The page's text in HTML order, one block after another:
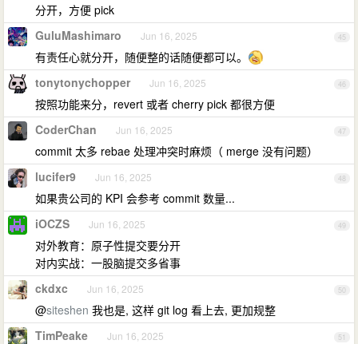
分开，方便 pick
45
GuluMashimaro Jun 16, 2025
有责任心就分开，随便整的话随便都可以。
46
tonytonychopper Jun 16, 2025
按照功能来分，revert 或者 cherry pick 都很方便
47
CoderChan Jun 16, 2025
commit 太多 rebae 处理冲突时麻烦（ merge 没有问题）
48
lucifer9 Jun 16, 2025
如果贵公司的 KPI 会参考 commit 数量...
49
iOCZS Jun 16, 2025
对外教育：原子性提交要分开
对内实战：一股脑提交多省事
50
ckdxc Jun 16, 2025
@siteshen 我也是, 这样 git log 看上去, 更加规整
51
TimPeake Jun 16, 2025